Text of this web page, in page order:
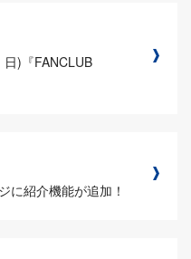
)『FANCLUB
に紹介機能が追加！